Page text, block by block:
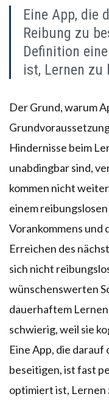
Eine App, die
Reibung zu
Definition
ist, Lernen zu
Der Grund, warum
Hindernisse beim
unabdingbar sind,
kommen nicht
einem
Vorankommens und
Erreichen des
sich nicht
wünschenswerten
dauerhaftem
schwierig, weil sie
Eine App, die
beseitigen, ist fast
optimiert ist, Lernen